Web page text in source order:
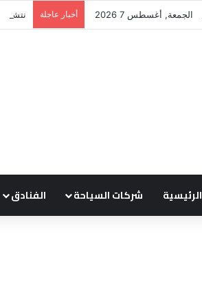
الجمعة, أغسطس 7 2026 أخبار عاجلة
الرئيسية شركات السياحة الفنادق